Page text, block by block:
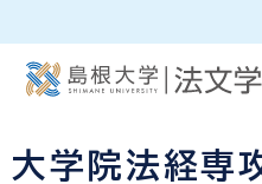
大学院法経専